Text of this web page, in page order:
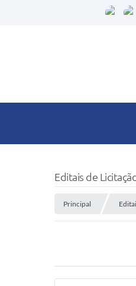
Editais de
Principal